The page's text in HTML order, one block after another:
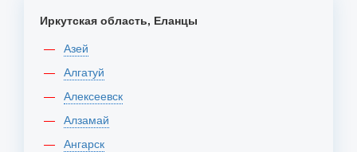
Иркутская область, Еланцы
Азей
Алгатуй
Алексеевск
Алзамай
Ангарск